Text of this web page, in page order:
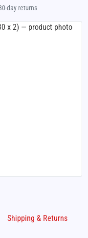
day returns
Shipping & Returns